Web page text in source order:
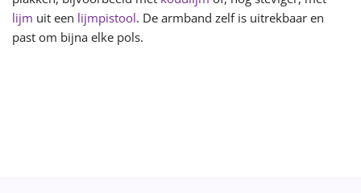
lijm uit een lijmpistool. De armband zelf is uitrekbaar en
past om bijna elke pols.